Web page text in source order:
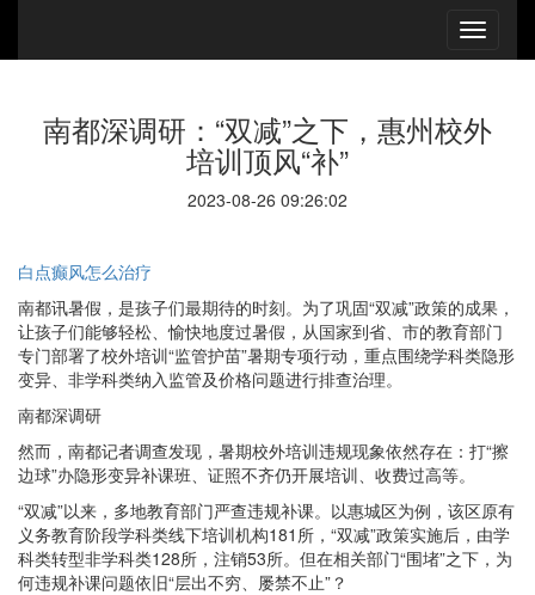
南都深调研：“双减”之下，惠州校外
培训顶风“补”
2023-08-26 09:26:02
白点癫风怎么治疗
南都讯暑假，是孩子们最期待的时刻。为了巩固“双减”政策的成果，
让孩子们能够轻松、愉快地度过暑假，从国家到省、市的教育部门
专门部署了校外培训“监管护苗”暑期专项行动，重点围绕学科类隐形
变异、非学科类纳入监管及价格问题进行排查治理。
南都深调研
然而，南都记者调查发现，暑期校外培训违规现象依然存在：打“擦
边球”办隐形变异补课班、证照不齐仍开展培训、收费过高等。
“双减”以来，多地教育部门严查违规补课。以惠城区为例，该区原有
义务教育阶段学科类线下培训机构181所，“双减”政策实施后，由学
科类转型非学科类128所，注销53所。但在相关部门“围堵”之下，为
何违规补课问题依旧“层出不穷、屡禁不止”？